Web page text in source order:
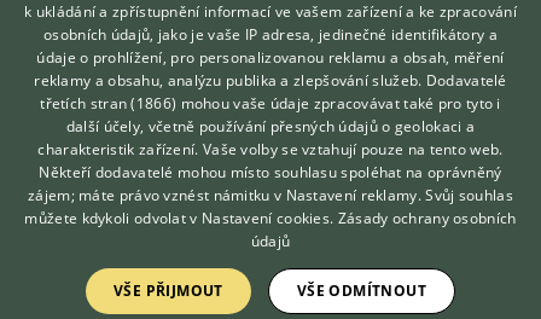
ČLÁNKY
O nás
Kontakt
Možnosti zvýraznění inzerátů
Podmínky užití
Zpracování osobních údajů
Přihlášení
Registrace
Hledáte zvířecího kamaráda?
Zdarma vám poradí
VETERINÁŘ ONLINE
KONZULTOVAT S
VETERINÁŘEM
k ukládání a zpřístupnění informací ve vašem zařízení a ke zpracování
osobních údajů, jako je vaše IP adresa, jedinečné identifikátory a
údaje o prohlížení, pro personalizovanou reklamu a obsah, měření
reklamy a obsahu, analýzu publika a zlepšování služeb. Dodavatelé
třetích stran (1866) mohou vaše údaje zpracovávat také pro tyto i
další účely, včetně používání přesných údajů o geolokaci a
charakteristik zařízení. Vaše volby se vztahují pouze na tento web.
Někteří dodavatelé mohou místo souhlasu spoléhat na oprávněný
zájem; máte právo vznést námitku v Nastavení reklamy. Svůj souhlas
můžete kdykoli odvolat v Nastavení cookies. Zásady ochrany osobních
údajů
VŠE PŘIJMOUT VŠE ODMÍTNOUT